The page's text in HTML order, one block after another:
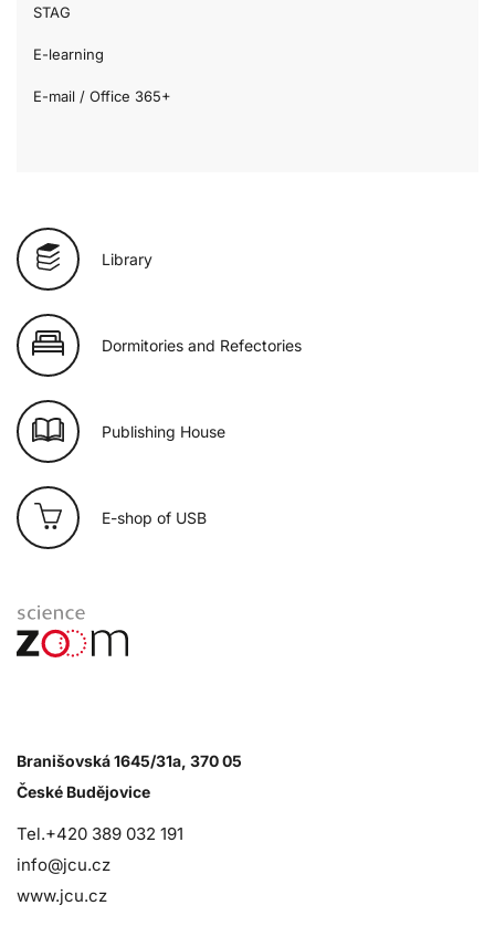
STAG
E-learning
E-mail / Office 365+
Library
Dormitories and Refectories
Publishing House
E-shop of USB
Branišovská 1645/31a, 370 05
České Budějovice
Tel.+420 389 032 191
info@jcu.cz
www.jcu.cz